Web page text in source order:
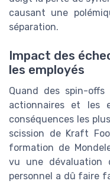
causant une
séparation.
Impact des
les employés
Quand des spin-
actionnaires et les
conséquences les
scission de Kraft
formation de
vu une dévaluation
personnel a dû faire